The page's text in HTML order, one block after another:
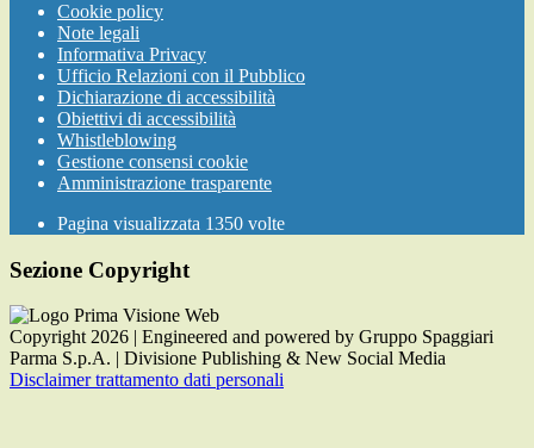
Cookie policy
Note legali
Informativa Privacy
Ufficio Relazioni con il Pubblico
Dichiarazione di accessibilità
Obiettivi di accessibilità
Whistleblowing
Gestione consensi cookie
Amministrazione trasparente
Pagina visualizzata 1350 volte
Sezione Copyright
Copyright 2026 | Engineered and powered by Gruppo Spaggiari
Parma S.p.A. | Divisione Publishing & New Social Media
Disclaimer trattamento dati personali